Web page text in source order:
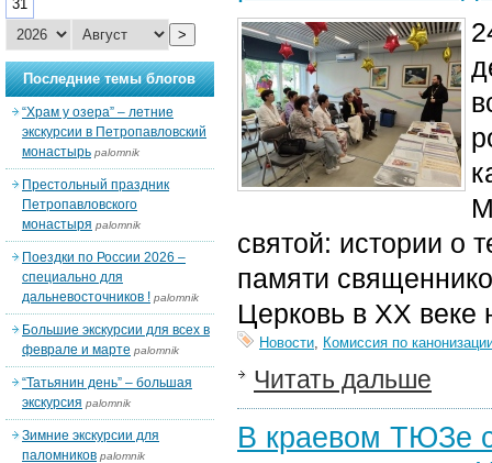
святой: истории о
памяти
Церковь в XX веке
Новости, Комиссия по
Читать дальше
В краевом ТЮЗе
31
>
Последние темы блогов
“Храм у озера” – летние
экскурсии в Петропавловский
монастырь palomnik
Престольный праздник
Петропавловского
монастыря palomnik
Поездки по России 2026 –
специально для
дальневосточников ! palomnik
Большие экскурсии для всех в
феврале и марте palomnik
“Татьянин день” – большая
экскурсия palomnik
Зимние экскурсии для
паломников palomnik